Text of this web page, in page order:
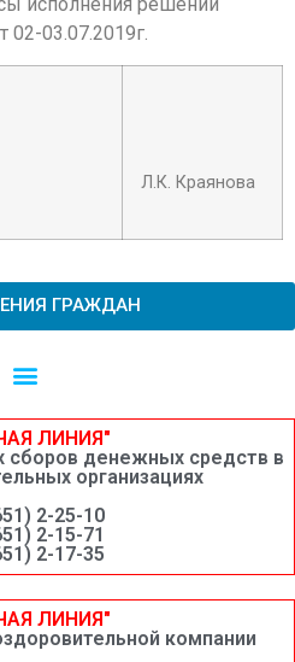
02-03.07.2019г.
Л.К. Краянова
ГРАЖДАН
ЛИНИЯ"
сборов денежных средств в
организациях
2-25-10
2-15-71
2-17-35
ЛИНИЯ"
компании